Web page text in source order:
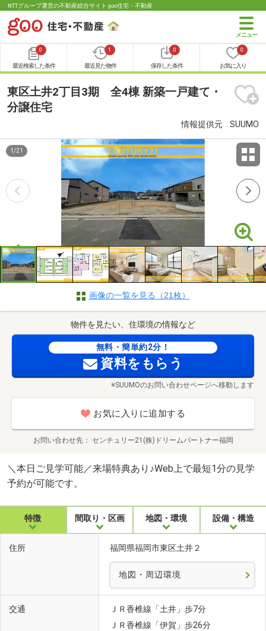
NTTグループ運営の不動産総合サイト goo住宅・不動産
0
最近検索した条件
1
最近見た物件
0
保存した条件
0
お気に入り
東区土井2丁目3期 全4棟 新築一戸建て・
分譲住宅
情報提供元 SUUMO
1 /21
画像の一覧を見る（21枚）
物件を見たい、住環境の情報など
無料・簡単約2分！
資料をもらう
※SUUMOのお問い合わせページへ移動します
お気に入りに追加する
お問い合わせ先 センチュリー21(株)ドリームパートナー福岡
＼本日ご見学可能／来場特典あり♪Web上で最短1分の見学
予約が可能です。
特徴 間取り・区画 地図・環境 設備・構造
住所 福岡県福岡市東区土井２
地図・周辺環境
交通
ＪＲ香椎線「土井」歩7分
ＪＲ香椎線「伊賀」歩26分